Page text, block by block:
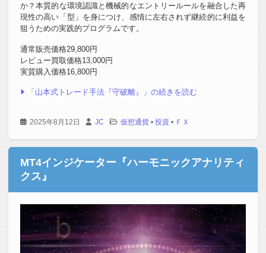
か？本質的な環境認識と機械的なエントリールールを融合した再
現性の高い「型」を身につけ、感情に左右されず継続的に利益を
狙うための実践的プログラムです。
通常販売価格29,800円
レビュー買取価格13,000円
実質購入価格16,800円
「山本式トレード手法『守破離』」の続きを読む
2025年8月12日 JC 仮想通貨 • 投資 • ＦＸ
MT4インジケーター『ハーモニックアナリティ
クス』